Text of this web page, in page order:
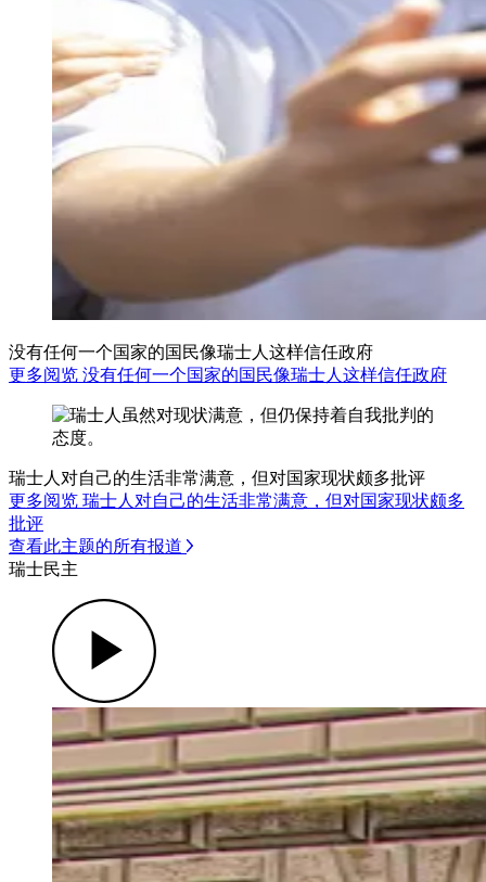
没有任何一个国家的国民像瑞士人这样信任政府
更多阅览 没有任何一个国家的国民像瑞士人这样信任政府
瑞士人对自己的生活非常满意，但对国家现状颇多批评
更多阅览 瑞士人对自己的生活非常满意，但对国家现状颇多
批评
查看此主题的所有报道
瑞士民主